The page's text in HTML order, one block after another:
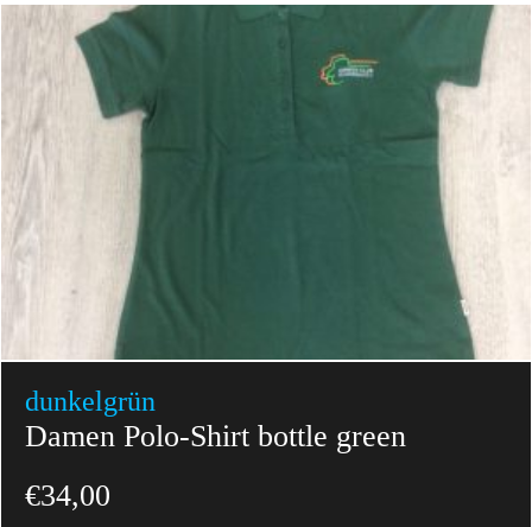
dunkelgrün
Damen Polo-Shirt bottle green
€34,00